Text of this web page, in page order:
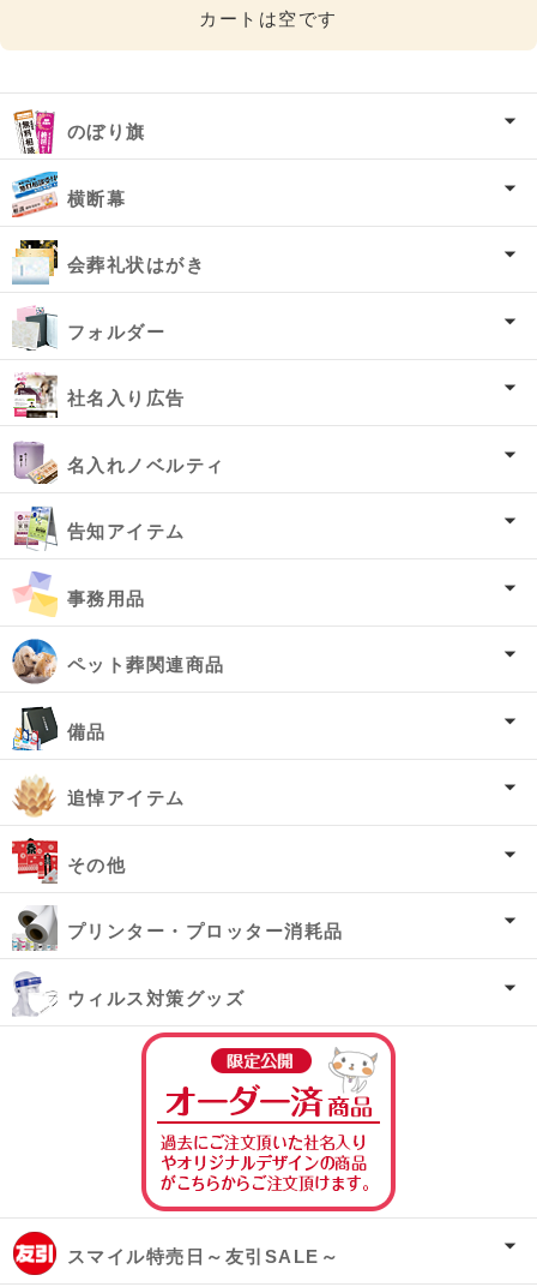
カートは空です
のぼり旗
横断幕
会葬礼状はがき
フォルダー
社名入り広告
名入れノベルティ
告知アイテム
事務用品
ペット葬関連商品
備品
追悼アイテム
その他
プリンター・プロッター消耗品
ウィルス対策グッズ
スマイル特売日～友引SALE～